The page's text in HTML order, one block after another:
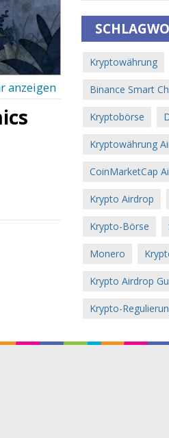
anzeigen
Kryptowährung
Binance Smart
Kryptobörse
Kryptowährung
CoinMarketCap
Krypto Airdrop
Krypto-Börse
Monero
Krypto Airdrop
Krypto-